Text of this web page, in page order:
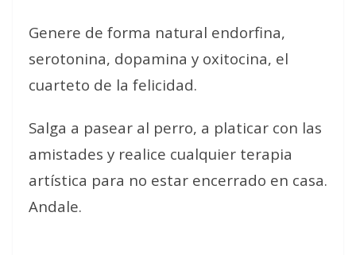
Genere de forma natural endorfina,
serotonina, dopamina y oxitocina, el
cuarteto de la felicidad.
Salga a pasear al perro, a platicar con las
amistades y realice cualquier terapia
artística para no estar encerrado en casa.
Andale.